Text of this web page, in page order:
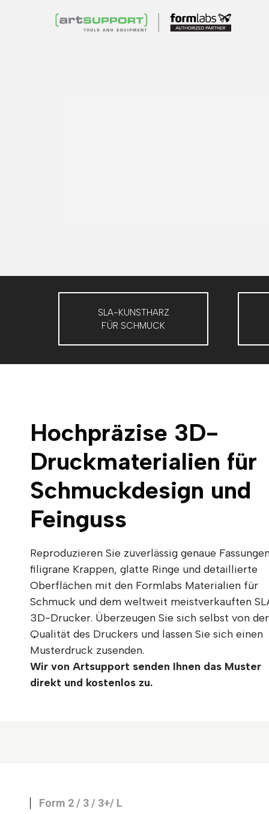
SLA-KUNSTHARZ
FÜR SCHMUCK
Hochpräzise 3D-
Druckmaterialien für
Schmuckdesign und
Feinguss
Reproduzieren Sie zuverlässig genaue
filigrane Krappen, glatte Ringe und detaillierte
Oberflächen mit den Formlabs Materialien für
Schmuck und dem weltweit meistverkauften
3D-Drucker. Überzeugen Sie sich selbst von der
Qualität des Druckers und lassen Sie sich einen
Musterdruck zusenden.
Wir von Artsupport senden Ihnen das Muster
direkt und kostenlos zu.
Form 2 / 3 / 3+/ L